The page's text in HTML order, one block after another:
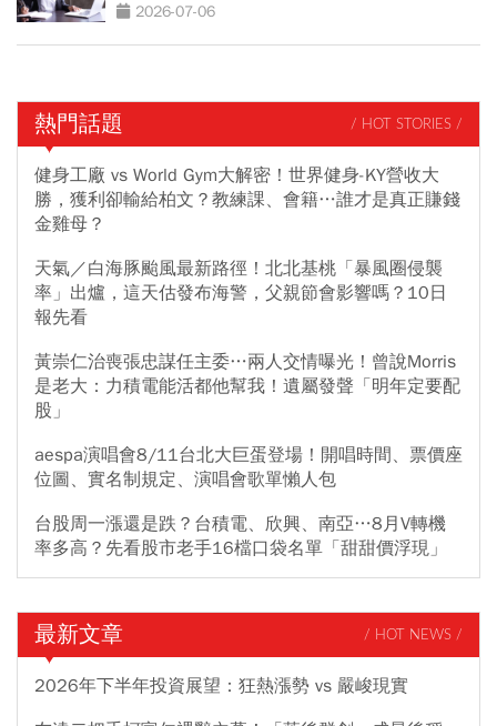
2026-07-06
熱門話題 / HOT STORIES /
健身工廠 vs World Gym大解密！世界健身-KY營收大
勝，獲利卻輸給柏文？教練課、會籍…誰才是真正賺錢
金雞母？
天氣／白海豚颱風最新路徑！北北基桃「暴風圈侵襲
率」出爐，這天估發布海警，父親節會影響嗎？10日
報先看
黃崇仁治喪張忠謀任主委…兩人交情曝光！曾說Morris
是老大：力積電能活都他幫我！遺屬發聲「明年定要配
股」
aespa演唱會8/11台北大巨蛋登場！開唱時間、票價座
位圖、實名制規定、演唱會歌單懶人包
台股周一漲還是跌？台積電、欣興、南亞…8月V轉機
率多高？先看股市老手16檔口袋名單「甜甜價浮現」
最新文章 / HOT NEWS /
2026年下半年投資展望：狂熱漲勢 vs 嚴峻現實